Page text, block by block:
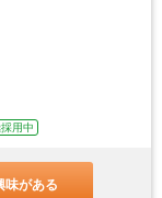
用中
味がある